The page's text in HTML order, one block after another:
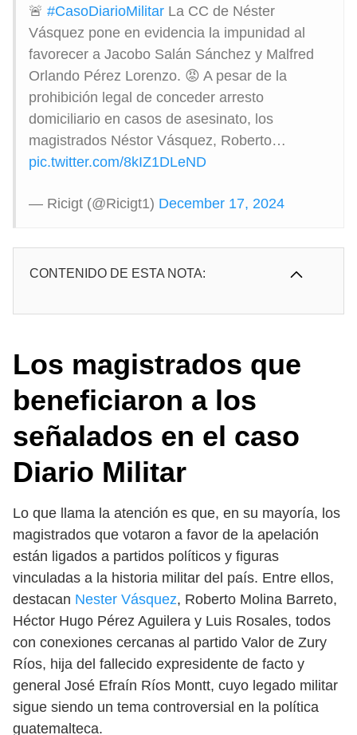
🚨 #CasoDiarioMilitar La CC de Néster
Vásquez pone en evidencia la impunidad al
favorecer a Jacobo Salán Sánchez y Malfred
Orlando Pérez Lorenzo. 😡 A pesar de la
prohibición legal de conceder arresto
domiciliario en casos de asesinato, los
magistrados Néstor Vásquez, Roberto…
pic.twitter.com/8kIZ1DLeND
— Ricigt (@Ricigt1) December 17, 2024
CONTENIDO DE ESTA NOTA:
Los magistrados que
beneficiaron a los
señalados en el caso
Diario Militar
Lo que llama la atención es que, en su mayoría, los
magistrados que votaron a favor de la apelación
están ligados a partidos políticos y figuras
vinculadas a la historia militar del país. Entre ellos,
destacan Nester Vásquez, Roberto Molina Barreto,
Héctor Hugo Pérez Aguilera y Luis Rosales, todos
con conexiones cercanas al partido Valor de Zury
Ríos, hija del fallecido expresidente de facto y
general José Efraín Ríos Montt, cuyo legado militar
sigue siendo un tema controversial en la política
guatemalteca.